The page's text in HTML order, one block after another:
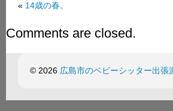
« 14歳の春。
Comments are closed.
© 2026 広島市のベビーシッター出張